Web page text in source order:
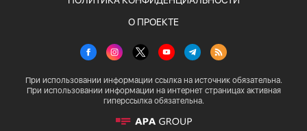
О ПРОЕКТЕ
При использовании информации ссылка на источник обязательна.
При использовании информации на интернет страницах активная
гиперссылка обязательна.